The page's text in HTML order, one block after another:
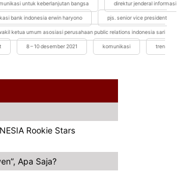
untuk keberlanjutan bangsa direktur jenderal informasi
bank indonesia erwin haryono pjs. senior vice president
ketua umum asosiasi perusahaan public relations indonesia sari
8 – 10 desember 2021 komunikasi tren
Rookie Stars
Apa Saja?